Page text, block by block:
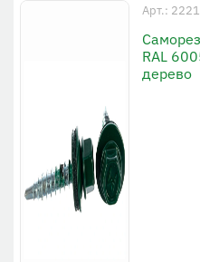
Арт.:
RAL
дерево